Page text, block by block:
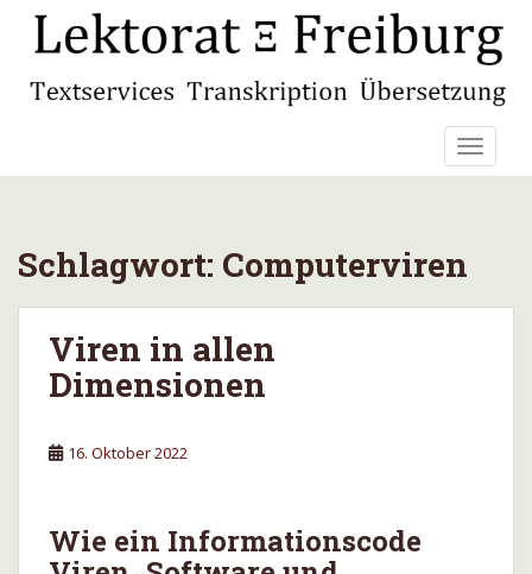
m
Schlagwort: Computerviren
Viren in allen
Dimensionen
16. Oktober 2022
Wie ein Informationscode